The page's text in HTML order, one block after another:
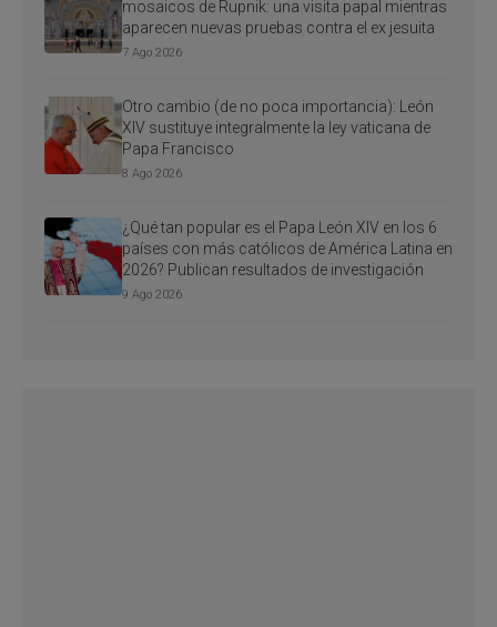
mosaicos de Rupnik: una visita papal mientras
aparecen nuevas pruebas contra el ex jesuita
7 Ago 2026
Otro cambio (de no poca importancia): León
XIV sustituye integralmente la ley vaticana de
Papa Francisco
8 Ago 2026
¿Qué tan popular es el Papa León XIV en los 6
países con más católicos de América Latina en
2026? Publican resultados de investigación
9 Ago 2026